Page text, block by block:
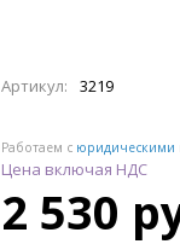
Артикул: 3219
Работаем с юридическими
Цена включая НДС
2 530